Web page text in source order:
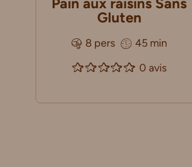
Gluten
8 pers
45 min
0 avis